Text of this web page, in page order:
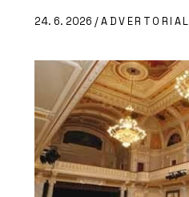
24. 6. 2026 /ADVERTORIAL